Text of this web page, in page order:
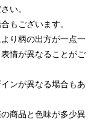
い。
もございます。
り柄の出方が一点一
情が異なることがご
ンが異なる場合もあ
商品と色味が多少異